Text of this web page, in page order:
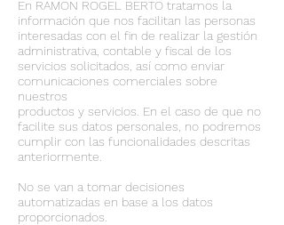
En RAMON ROGEL BERTO tratamos la
información que nos facilitan las personas
interesadas con el fin de realizar la gestión
administrativa, contable y fiscal de los
servicios solicitados, así como enviar
comunicaciones comerciales sobre
nuestros
productos y servicios. En el caso de que no
facilite sus datos personales, no podremos
cumplir con las funcionalidades descritas
anteriormente.
No se van a tomar decisiones
automatizadas en base a los datos
proporcionados.